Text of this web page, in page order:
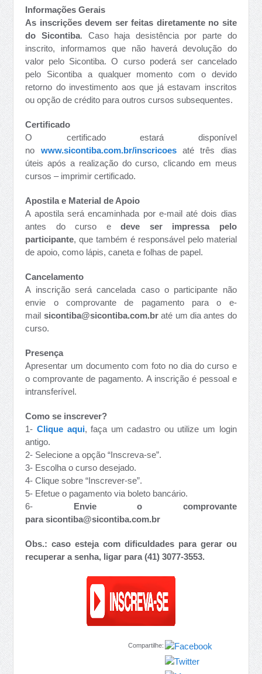
Informações Gerais
As inscrições devem ser feitas diretamente no site
do Sicontiba. Caso haja desistência por parte do
inscrito, informamos que não haverá devolução do
valor pelo Sicontiba. O curso poderá ser cancelado
pelo Sicontiba a qualquer momento com o devido
retorno do investimento aos que já estavam inscritos
ou opção de crédito para outros cursos subsequentes.
Certificado
O certificado estará disponível
no www.sicontiba.com.br/inscricoesaté três dias
úteis após a realização do curso, clicando em meus
cursos – imprimir certificado.
Apostila e Material de Apoio
A apostila será encaminhada por e-mail até dois dias
antes do curso edeve ser impressa pelo
participante, que também é responsável pelo material
de apoio, como lápis, caneta e folhas de papel.
Cancelamento
A inscrição será cancelada caso o participante não
envie o comprovante de pagamento para o e-
mail sicontiba@sicontiba.com.braté um dia antes do
curso.
Presença
Apresentar um documento com foto no dia do curso e
o comprovante de pagamento. A inscrição é pessoal e
intransferível.
Como se inscrever?
1- Clique aqui, faça um cadastro ou utilize um login
antigo.
2- Selecione a opção “Inscreva-se”.
3- Escolha o curso desejado.
4- Clique sobre “Inscrever-se”.
5- Efetue o pagamento via boleto bancário.
6- Envie o comprovante
parasicontiba@sicontiba.com.br
Obs.: caso esteja com dificuldades para gerar ou
recuperar a senha, ligar para (41) 3077-3553.
Compartilhe: